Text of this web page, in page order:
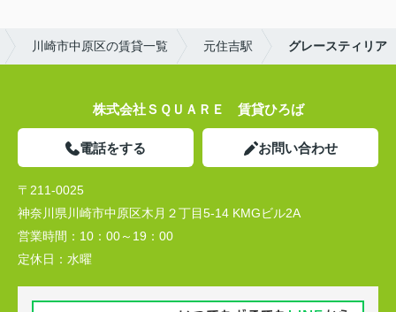
川崎市中原区の賃貸一覧 元住吉駅 グレースティリア
株式会社ＳＱＵＡＲＥ 賃貸ひろば
電話をする お問い合わせ
〒211-0025
神奈川県川崎市中原区木月２丁目5-14 KMGビル2A
営業時間： 10：00～19：00
定休日： 水曜